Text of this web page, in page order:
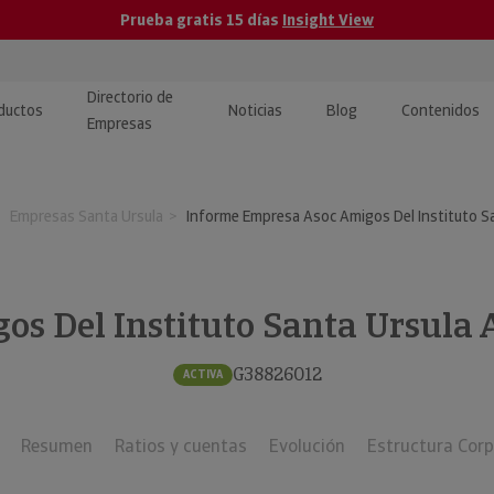
Prueba gratis 15 días Insight View
y ERP
· Recuperación de
Directorio de
Empresas
Noticias Blog Contenidos
y tutoriales
Investigada
Empresas Santa Ursula Informe Empresa Asoc Amigos Del Instituto
Del Instituto Santa Ursula
ACTIVA G38826012
Resumen Ratios y cuentas Evolución Estructura